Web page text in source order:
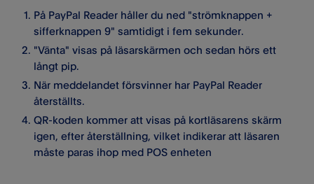
På PayPal Reader håller du ned "strömknappen +
sifferknappen 9" samtidigt i fem sekunder.
"Vänta" visas på läsarskärmen och sedan hörs ett
långt pip.
När meddelandet försvinner har PayPal Reader
återställts.
QR-koden kommer att visas på kortläsarens skärm
igen, efter återställning, vilket indikerar att läsaren
måste paras ihop med POS enheten